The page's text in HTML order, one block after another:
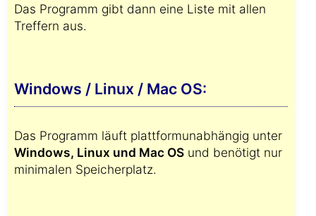
Das Programm gibt dann eine Liste mit allen
Treffern aus.
Windows / Linux / Mac OS:
Das Programm läuft plattformunabhängig unter
Windows, Linux und Mac OS und benötigt nur
minimalen Speicherplatz.